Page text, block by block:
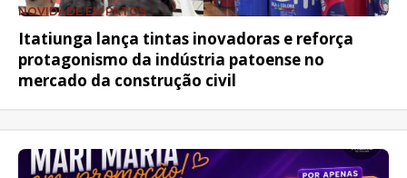
NOVIDADE EM PATOS
Itatiunga lança tintas inovadoras e reforça
protagonismo da indústria patoense no
mercado da construção civil